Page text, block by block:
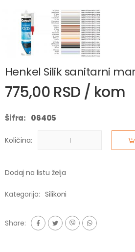
Henkel Silik sanitarni
775,00 RSD / kom
Šifra: 06405
Količina:
Dodaj na listu želja
Kategorija: Silikoni
Share: